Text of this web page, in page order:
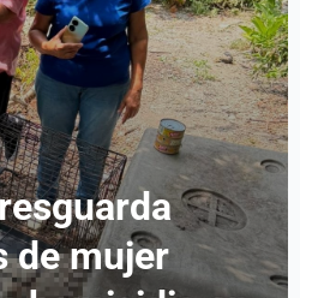
del
inicio a
atención a